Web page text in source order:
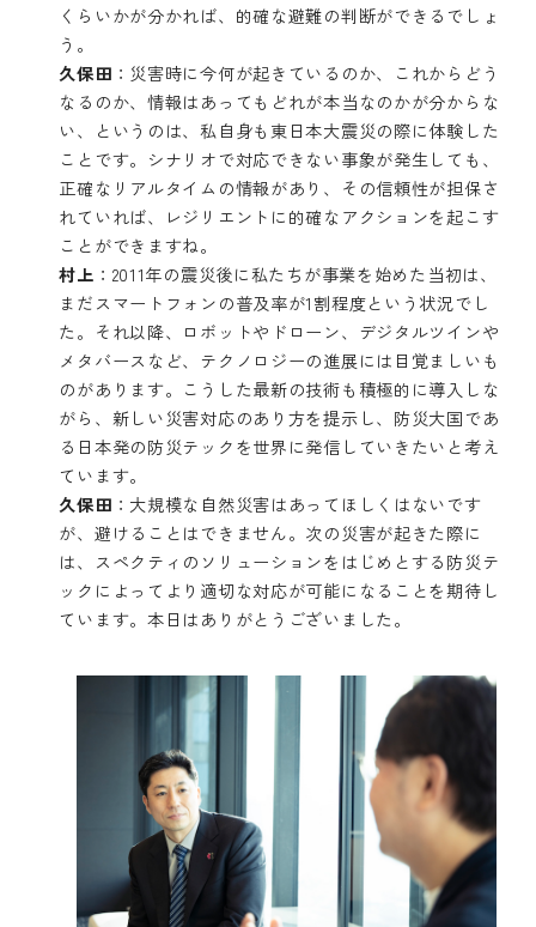
くらいかが分かれば、的確な避難の判断ができるでしょ
う。
久保田 ：災害時に今何が起きているのか、これからどう
なるのか、情報はあってもどれが本当なのかが分からな
い、というのは、私自身も東日本大震災の際に体験した
ことです。シナリオで対応できない事象が発生しても、
正確なリアルタイムの情報があり、その信頼性が担保さ
れていれば、レジリエントに的確なアクションを起こす
ことができますね。
村上 ：2011年の震災後に私たちが事業を始めた当初は、
まだスマートフォンの普及率が1割程度という状況でし
た。それ以降、ロボットやドローン、デジタルツインや
メタバースなど、テクノロジーの進展には目覚ましいも
のがあります。こうした最新の技術も積極的に導入しな
がら、新しい災害対応のあり方を提示し、防災大国であ
る日本発の防災テックを世界に発信していきたいと考え
ています。
久保田 ：大規模な自然災害はあってほしくはないです
が、避けることはできません。次の災害が起きた際に
は、スペクティのソリューションをはじめとする防災テ
ックによってより適切な対応が可能になることを期待し
ています。本日はありがとうございました。